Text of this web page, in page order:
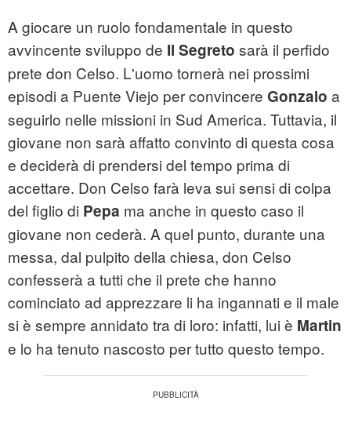
A giocare un ruolo fondamentale in questo
avvincente sviluppo de Il Segreto sarà il perfido
prete don Celso. L'uomo tornerà nei prossimi
episodi a Puente Viejo per convincere Gonzalo a
seguirlo nelle missioni in Sud America. Tuttavia, il
giovane non sarà affatto convinto di questa cosa
e deciderà di prendersi del tempo prima di
accettare. Don Celso farà leva sui sensi di colpa
del figlio di Pepa ma anche in questo caso il
giovane non cederà. A quel punto, durante una
messa, dal pulpito della chiesa, don Celso
confesserà a tutti che il prete che hanno
cominciato ad apprezzare li ha ingannati e il male
si è sempre annidato tra di loro: infatti, lui è Martin
e lo ha tenuto nascosto per tutto questo tempo.